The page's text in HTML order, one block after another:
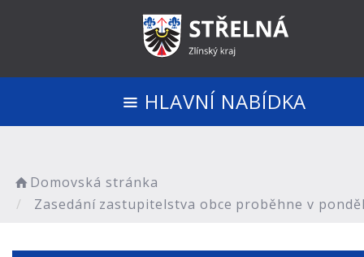
HLAVNÍ NABÍDKA
Domovská stránka
Zasedání zastupitelstva obce proběhne v